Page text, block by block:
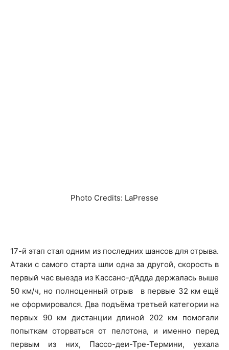
Photo Credits: LaPresse
17-й этап стал одним из последних шансов для отрыва.
Атаки с самого старта шли одна за другой, скорость в
первый час выезда из Кассано-д’Адда держалась выше
50 км/ч, но полноценный отрыв в первые 32 км ещё
не сформировался. Два подъёма третьей категории на
первых 90 км дистанции длиной 202 км помогали
попыткам оторваться от пелотона, и именно перед
первым из них, Пассо-деи-Тре-Термини, уехала